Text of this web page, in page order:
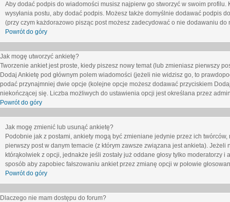
Aby dodać podpis do wiadomości musisz najpierw go stworzyć w swoim
wysyłania postu, aby dodać podpis. Możesz także domyślnie dodawać podpis
(przy czym każdorazowo pisząc post możesz zadecydować o nie dodawaniu
Powrót do góry
Jak mogę utworzyć ankietę?
Tworzenie ankiet jest proste, kiedy piszesz nowy temat (lub zmieniasz pierwszy
Dodaj Ankietę pod głównym polem wiadomości (jeżeli nie widzisz go, to
podać przynajmniej dwie opcje (kolejne opcje możesz dodawać przyciskiem
niekończącej się. Liczba możliwych do ustawienia opcji jest określana przez
Powrót do góry
Jak mogę zmienić lub usunąć ankietę?
Podobnie jak z postami, ankiety mogą być zmieniane jedynie przez ich
pierwszy post w danym temacie (z którym zawsze związana jest ankieta).
którąkolwiek z opcji, jednakże jeśli zostały już oddane głosy tylko
sposób aby zapobiec fałszowaniu ankiet przez zmianę opcji w połowie
Powrót do góry
Dlaczego nie mam dostępu do forum?